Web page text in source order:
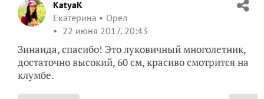
KatyaK
Екатерина
Орел
22 июня 2017, 20:43
Зинаида, спасибо! Это луковичный многолетник,
достаточно высокий, 60 см, красиво смотрится на
клумбе.